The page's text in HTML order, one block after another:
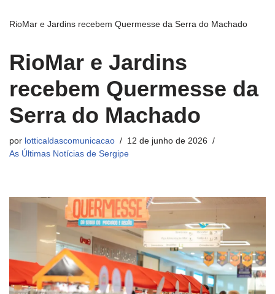
RioMar e Jardins recebem Quermesse da Serra do Machado
RioMar e Jardins
recebem Quermesse da
Serra do Machado
por lotticaldascomunicacao
12 de junho de 2026
As Últimas Notícias de Sergipe